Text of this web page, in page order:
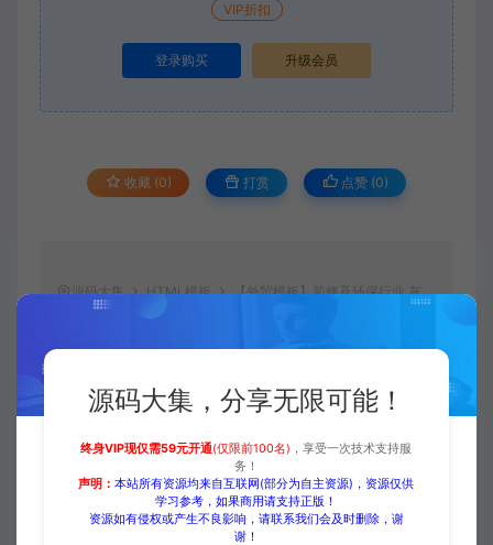
VIP折扣
登录购买 升级会员
收藏 (0) 打赏 点赞 (0)
源码大集 HTML模板
【外贸模板】装修及环保行业 灰
白款 响应式模板
https://www.yuanmadaji.com/5268.html
二哥 生成海报 复制本文链接
源码大集，分享无限可能！
终身VIP现仅需59元开通(仅限前100名) ，享受一次技术支持服
务！
声明：本站所有资源均来自互联网(部分为自主资源)，资源仅供
学习参考，如果商用请支持正版！
资源如有侵权或产生不良影响，请联系我们会及时删除，谢
谢！